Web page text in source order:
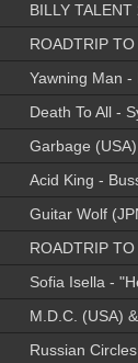
BILLY
ROADTRIP
Yawning Man
Death To All -
Garbage
Acid King -
Guitar Wolf
ROADTRIP
Sofia Isella -
M.D.C. (USA)
Russian